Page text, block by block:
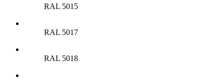
RAL 5015
RAL 5017
RAL 5018